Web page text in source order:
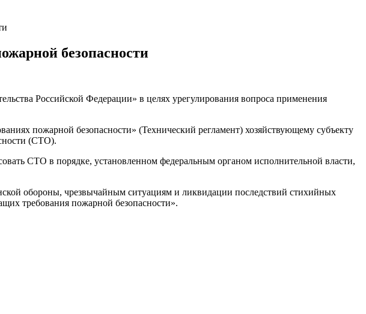
безопасности
Российской Федерации» в целях урегулирования вопроса применения
пожарной безопасности» (Технический регламент) хозяйствующему субъекту
(СТО).
СТО в порядке, установленном федеральным органом исполнительной власти,
обороны, чрезвычайным ситуациям и ликвидации последствий стихийных
требования пожарной безопасности».